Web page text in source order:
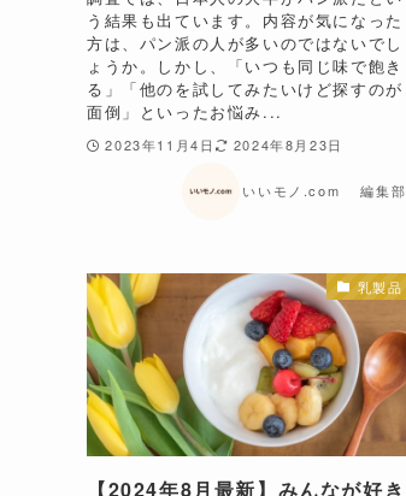
う結果も出ています。内容が気になった
方は、パン派の人が多いのではないでし
ょうか。しかし、「いつも同じ味で飽き
る」「他のを試してみたいけど探すのが
面倒」といったお悩み...
2023年11月4日 2024年8月23日
いいモノ.com 編集部
乳製品
【2024年8月最新】みんなが好き